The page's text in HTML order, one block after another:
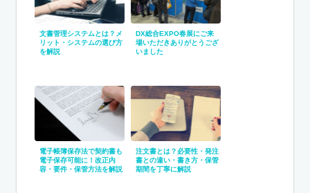
文書管理システムとは？メ
リット・システムの選び方
を解説
DX総合EXPO春展にご来
場いただきありがとうござ
いました
電子帳簿保存法で契約書も
電子保存可能に！改正内
容・要件・保管方法を解説
注文書とは？必要性・発注
書との違い・書き方・保管
期間を丁寧に解説